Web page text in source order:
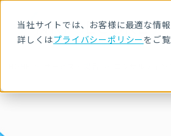
当社サイトでは、お客様に最適な情
詳しくはプライバシーポリシーをご